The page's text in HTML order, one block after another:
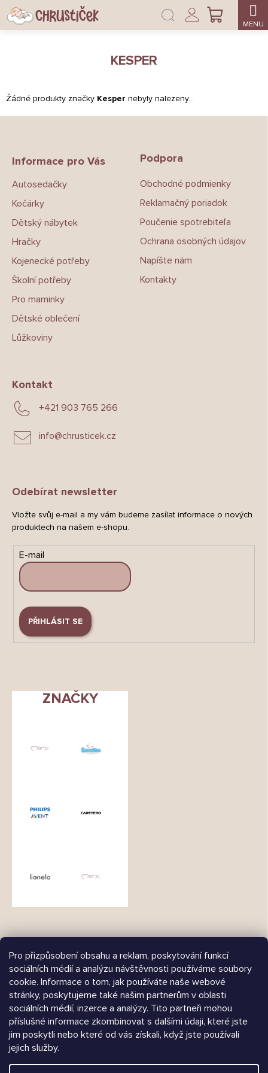
Pro přizpůsobení obsahu a reklam, poskytování funkcí
sociálních médií a analýzu návštěvnosti používáme soubory
cookie. Informace o tom, jak používáte naše webové
stránky, poskytujeme také našim partnerům v oblasti
sociálních médií, inzerce a analýzy. Tito partneři mohou
příslušné informace zkombinovat s dalšími údaji, které jste
jim poskytli nebo které od vás získali, když jste používali
jejich služby.
Přejít
na
obsah
NÁKUPNÍ
Přihlášení
KESPER
Žádné produkty značky Kesper nebyly nalezeny...
Informace pro Vás
Autosedačky
Kočárky
Dětský nábytek
Hračky
Kojenecké potřeby
Školní potřeby
Pro maminky
Dětské oblečení
Lůžkoviny
Podpora
Obchodné podmienky
Reklamačný poriadok
Poučenie spotrebiteľa
Ochrana osobných údajov
Napíšte nám
Kontakty
Kontakt
info@chrusticek.cz
+421 903 765 266
Odebírat newsletter
Vložte svůj e-mail a my vám budeme zasílat informace o nových
produktech na našem e-shopu.
E-mail
PŘIHLÁSIT SE
ZNAČKY
Árukereső.hu